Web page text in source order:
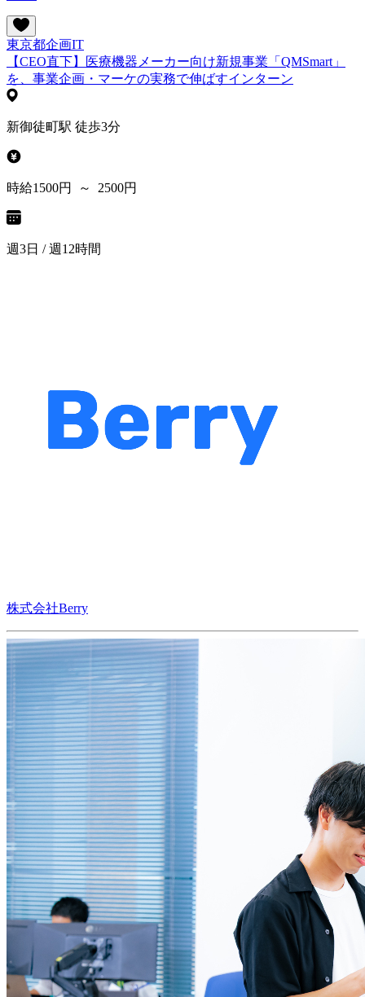
東京都企画IT
【CEO直下】医療機器メーカー向け新規事業「QMSmart」
を、事業企画・マーケの実務で伸ばすインターン
新御徒町駅 徒歩3分
時給1500円 ～ 2500円
週3日 / 週12時間
株式会社Berry